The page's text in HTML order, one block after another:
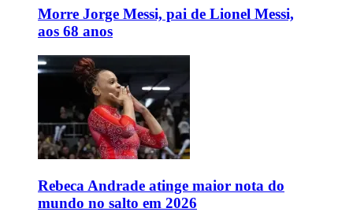
Morre Jorge Messi, pai de Lionel Messi,
aos 68 anos
Rebeca Andrade atinge maior nota do
mundo no salto em 2026